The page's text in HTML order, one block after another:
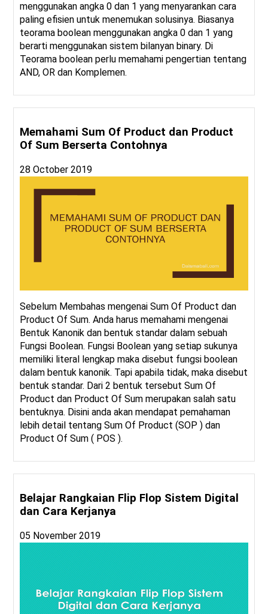
menggunakan angka 0 dan 1 yang menyarankan cara
paling efisien untuk menemukan solusinya. Biasanya
teorama boolean menggunakan angka 0 dan 1 yang
berarti menggunakan sistem bilanyan binary. Di
Teorama boolean perlu memahami pengertian tentang
AND, OR dan Komplemen.
Memahami Sum Of Product dan Product
Of Sum Berserta Contohnya
28 October 2019
Sebelum Membahas mengenai Sum Of Product dan
Product Of Sum. Anda harus memahami mengenai
Bentuk Kanonik dan bentuk standar dalam sebuah
Fungsi Boolean. Fungsi Boolean yang setiap sukunya
memiliki literal lengkap maka disebut fungsi boolean
dalam bentuk kanonik. Tapi apabila tidak, maka disebut
bentuk standar. Dari 2 bentuk tersebut Sum Of
Product dan Product Of Sum merupakan salah satu
bentuknya. Disini anda akan mendapat pemahaman
lebih detail tentang Sum Of Product (SOP ) dan
Product Of Sum ( POS ).
Belajar Rangkaian Flip Flop Sistem Digital
dan Cara Kerjanya
05 November 2019